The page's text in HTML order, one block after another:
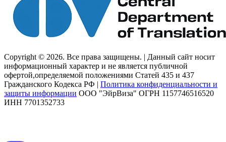
Copyright © 2026. Все права защищены. | Данный сайт носит
информационный характер и не является публичной
офертой,определяемой положениями Статей 435 и 437
Гражданского Кодекса РФ | Политика конфиденциальности и
защиты информации ООО "ЭйрВиза" ОГРН 1157746516520
ИНН 7701352733